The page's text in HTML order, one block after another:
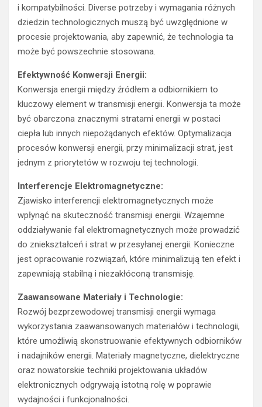
i kompatybilności. Diverse potrzeby i wymagania różnych
dziedzin technologicznych muszą być uwzględnione w
procesie projektowania, aby zapewnić, że technologia ta
może być powszechnie stosowana.
Efektywność Konwersji Energii:
Konwersja energii między źródłem a odbiornikiem to
kluczowy element w transmisji energii. Konwersja ta może
być obarczona znacznymi stratami energii w postaci
ciepła lub innych niepożądanych efektów. Optymalizacja
procesów konwersji energii, przy minimalizacji strat, jest
jednym z priorytetów w rozwoju tej technologii.
Interferencje Elektromagnetyczne:
Zjawisko interferencji elektromagnetycznych może
wpłynąć na skuteczność transmisji energii. Wzajemne
oddziaływanie fal elektromagnetycznych może prowadzić
do zniekształceń i strat w przesyłanej energii. Konieczne
jest opracowanie rozwiązań, które minimalizują ten efekt i
zapewniają stabilną i niezakłóconą transmisję.
Zaawansowane Materiały i Technologie:
Rozwój bezprzewodowej transmisji energii wymaga
wykorzystania zaawansowanych materiałów i technologii,
które umożliwią skonstruowanie efektywnych odbiorników
i nadajników energii. Materiały magnetyczne, dielektryczne
oraz nowatorskie techniki projektowania układów
elektronicznych odgrywają istotną rolę w poprawie
wydajności i funkcjonalności.